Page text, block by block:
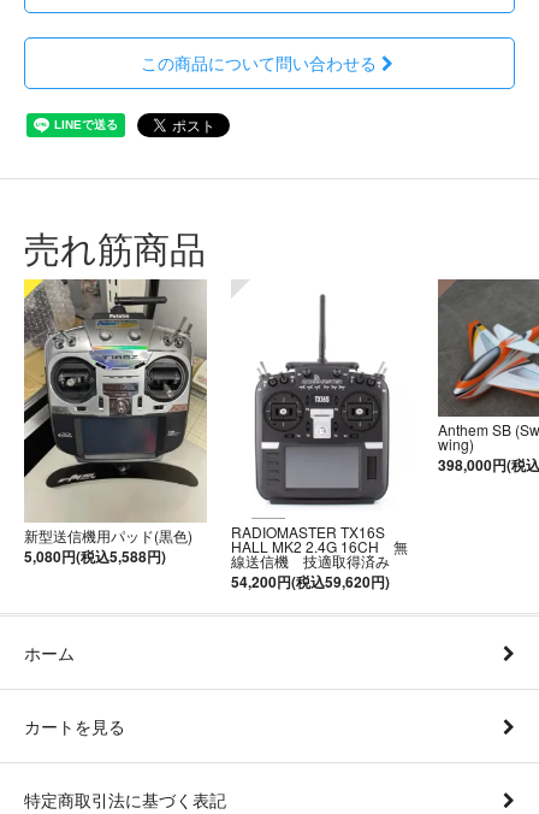
この商品について問い合わせる
売れ筋商品
新型送信機用パッド(黒色)
5,080円(税込5,588円)
RADIOMASTER TX16S
HALL MK2 2.4G 16CH 無
線送信機 技適取得済み
54,200円(税込59,620円)
Anthem SB
wing)
398,000円(税
ホーム
カートを見る
特定商取引法に基づく表記